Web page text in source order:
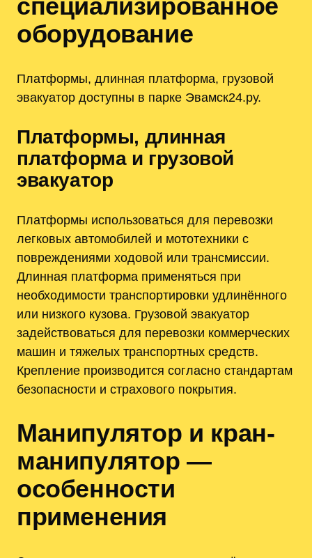
специализированное
оборудование
Платформы, длинная платформа, грузовой
эвакуатор доступны в парке Эвамск24.ру.
Платформы, длинная
платформа и грузовой
эвакуатор
Платформы использоваться для перевозки
легковых автомобилей и мототехники с
повреждениями ходовой или трансмиссии.
Длинная платформа применяться при
необходимости транспортировки удлинённого
или низкого кузова. Грузовой эвакуатор
задействоваться для перевозки коммерческих
машин и тяжелых транспортных средств.
Крепление производится согласно стандартам
безопасности и страхового покрытия.
Манипулятор и кран-
манипулятор —
особенности
применения